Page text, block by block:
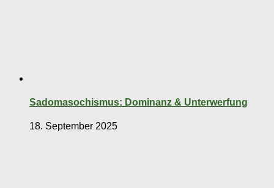
Sadomasochismus: Dominanz & Unterwerfung
18. September 2025